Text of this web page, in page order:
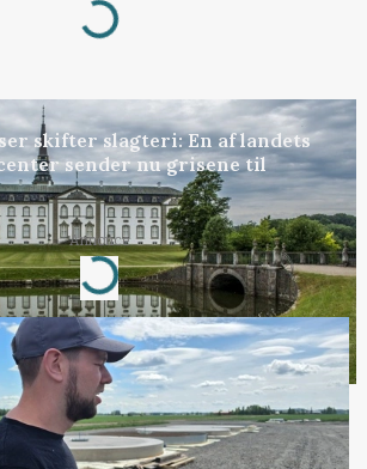
Loading...
skifter slagteri: En af landets
sender nu grisene til
Annonce
Loading...